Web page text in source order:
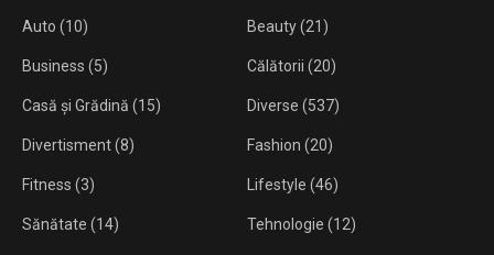
Auto (10) Beauty(21)
Business (5) Călătorii (20)
Casă și Grădină (15) Diverse (537)
Divertisment(8) Fashion (20)
Fitness (3) Lifestyle (46)
Sănătate (14) Tehnologie (12)